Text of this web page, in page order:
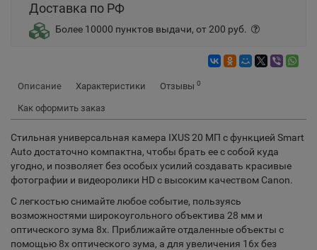
Доставка по РФ
Более 10000 пунктов выдачи, от 200 руб.
Описание Характеристики Отзывы 0
Как оформить заказ
Стильная универсальная камера IXUS 20 МП с функцией Smart
Auto достаточно компактна, чтобы брать ее с собой куда
угодно, и позволяет без особых усилий создавать красивые
фотографии и видеоролики HD с высоким качеством Canon.
С легкостью снимайте любое событие, пользуясь
возможностями широкоугольного объектива 28 мм и
оптического зума 8x. Приближайте отдаленные объекты с
помощью 8x оптического зума, а для увеличения 16x без